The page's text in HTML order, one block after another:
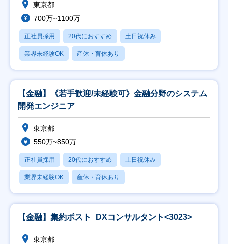
東京都
700万~1100万
正社員採用 20代におすすめ 土日祝休み
業界未経験OK 産休・育休あり
【金融】《若手歓迎/未経験可》金融分野のシステム
開発エンジニア
東京都
550万~850万
正社員採用 20代におすすめ 土日祝休み
業界未経験OK 産休・育休あり
【金融】集約ポスト_DXコンサルタント<3023>
東京都